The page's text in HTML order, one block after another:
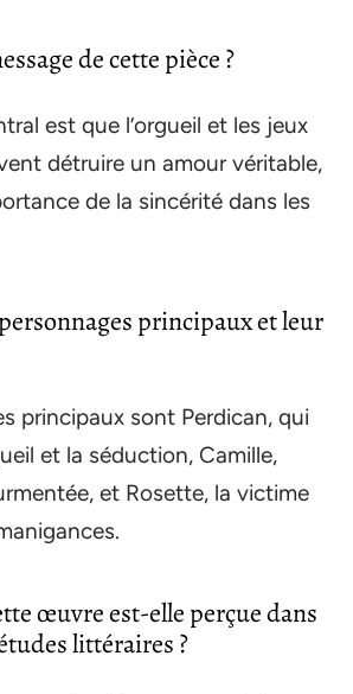
de cette pièce ?
est que l’orgueil et les jeux
détruire un amour véritable,
de la sincérité dans les
principaux et leur
principaux sont Perdican, qui
et la séduction, Camille,
et Rosette, la victime
œuvre est-elle perçue dans
littéraires ?